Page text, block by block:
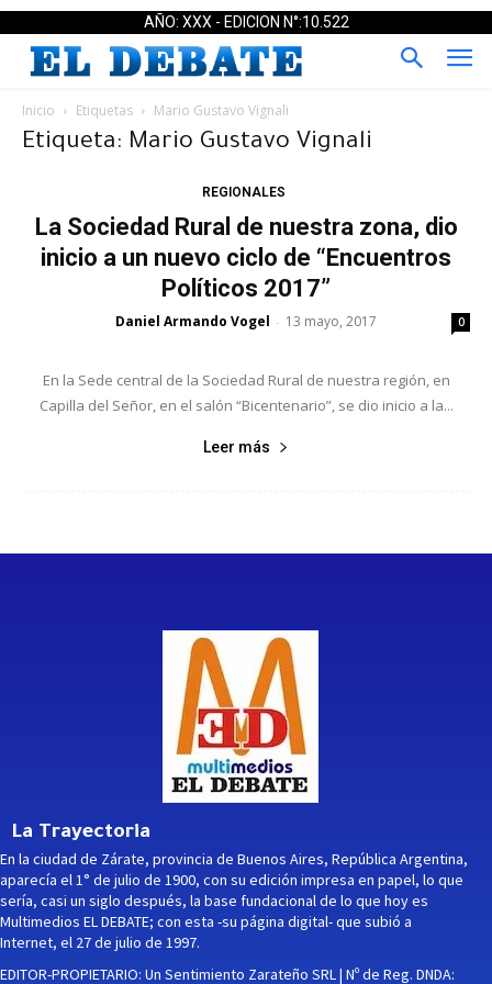
AÑO: XXX - EDICION N°:10.522
Inicio Etiquetas Mario Gustavo Vignali
Etiqueta: Mario Gustavo Vignali
REGIONALES
La Sociedad Rural de nuestra zona, dio
inicio a un nuevo ciclo de “Encuentros
Políticos 2017”
Daniel Armando Vogel - 13 mayo, 2017 0
En la Sede central de la Sociedad Rural de nuestra región, en
Capilla del Señor, en el salón “Bicentenario”, se dio inicio a la...
Leer más
La Trayectoria
En la ciudad de Zárate, provincia de Buenos Aires, República Argentina,
aparecía el 1° de julio de 1900, con su edición impresa en papel, lo que
sería, casi un siglo después, la base fundacional de lo que hoy es
Multimedios EL DEBATE; con esta -su página digital- que subió a
Internet, el 27 de julio de 1997.
EDITOR-PROPIETARIO: Un Sentimiento Zarateño SRL | Nº de Reg. DNDA: